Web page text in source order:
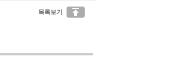
목록보기 